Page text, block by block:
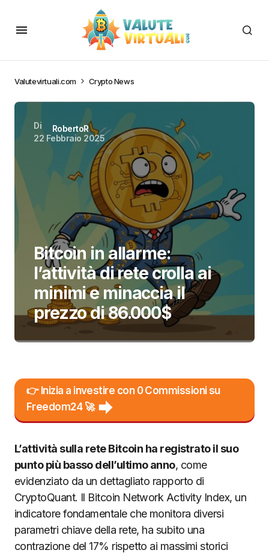
Valutevirtuali.com Crypto News
Di
RobertoR
22 Febbraio 2025
Bitcoin in allarme:
l’attività di rete crolla ai
minimi e minaccia il
prezzo di 86.000$
👉 Inizia a investire con 0 Commissioni su
Freedom24 🚀
L’attività sulla rete Bitcoin ha registrato il suo
punto più basso dell’ultimo anno, come
evidenziato da un dettagliato rapporto di
CryptoQuant. Il Bitcoin Network Activity Index, un
indicatore fondamentale che monitora diversi
parametri chiave della rete, ha subito una
contrazione del 17% rispetto ai massimi storici